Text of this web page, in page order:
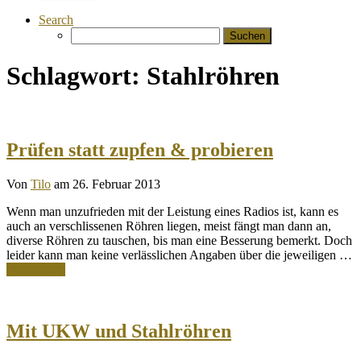
Search
nach:
Schlagwort: Stahlröhren
Prüfen statt zupfen & probieren
Von Tilo am 26. Februar 2013
Wenn man unzufrieden mit der Leistung eines Radios ist, kann es
auch an verschlissenen Röhren liegen, meist fängt man dann an,
diverse Röhren zu tauschen, bis man eine Besserung bemerkt. Doch
leider kann man keine verlässlichen Angaben über die jeweiligen …
Mit UKW und Stahlröhren